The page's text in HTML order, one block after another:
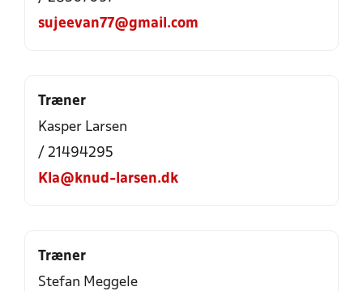
sujeevan77@gmail.com
Træner
Kasper Larsen
/ 21494295
Kla@knud-larsen.dk
Træner
Stefan Meggele